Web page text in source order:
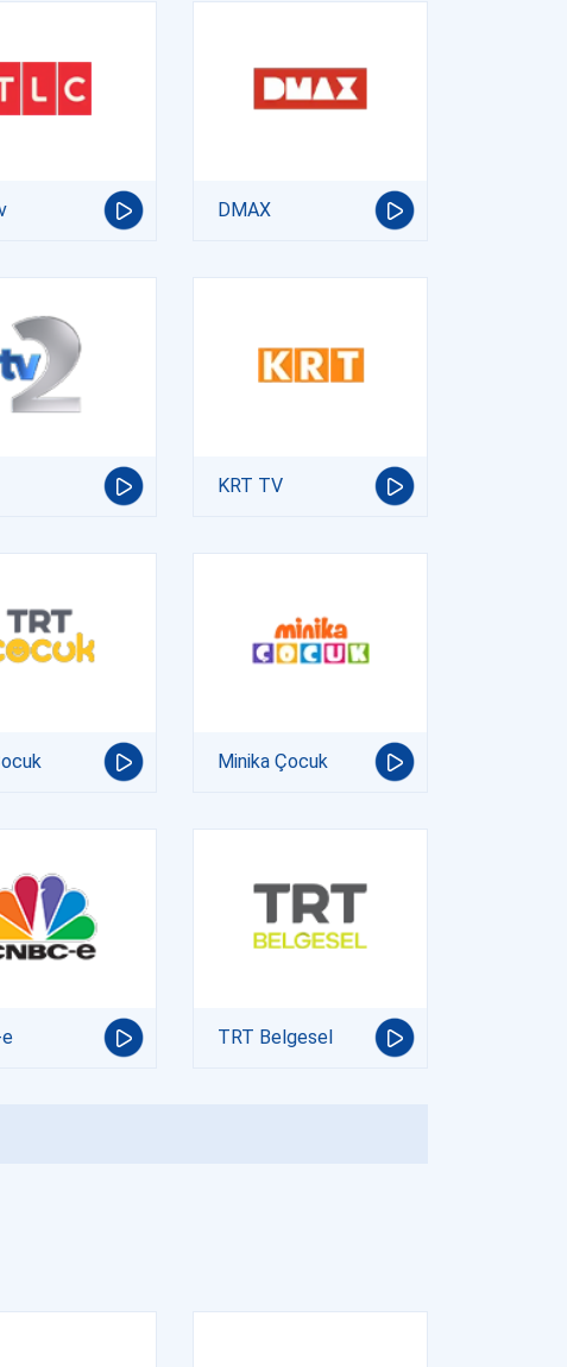
DMAX
KRT TV
Minika Çocuk
TRT Belgesel